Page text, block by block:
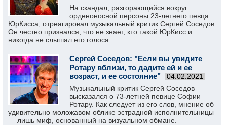
На скандал, разгорающийся вокруг
орденоносной персоны 23-летнего певца
ЮрКисса, отреагировал музыкальный критик Сергей Соседов.
Он честно признался, что не знает, кто такой ЮрКисс и
никогда не слышал его голоса.
Сергей Соседов: "Если вы увидите
Ротару вблизи, то дадите ей и ее
возраст, и ее состояние"
04.02.2021
Музыкальный критик Сергей Соседов
высказался о 73-летней певице Софии
Ротару. Как следует из его слов, мнение об
удивительно моложавом облике эстрадной исполнительницы
— лишь миф, основанный на визуальном обмане.